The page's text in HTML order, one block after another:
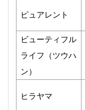
ピュアレント
ビューティフル
ライフ（ツウハ
ン）
ヒラヤマ